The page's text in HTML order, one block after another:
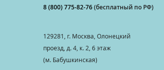
8 (800) 775-82-76(бесплатный по РФ)
129281, г. Москва, Олонецкий
проезд, д. 4, к. 2, 6 этаж
(м. Бабушкинская)